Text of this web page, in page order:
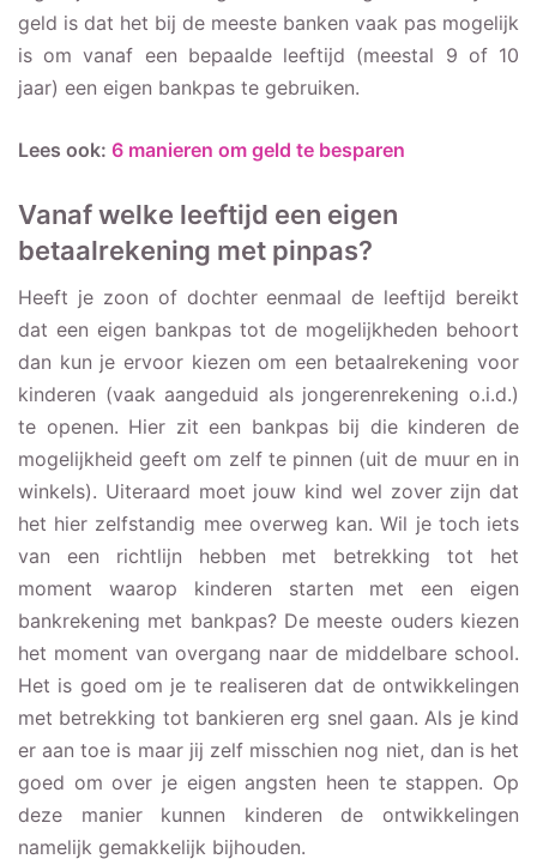
geld is dat het bij de meeste banken vaak pas mogelijk
is om vanaf een bepaalde leeftijd (meestal 9 of 10
jaar) een eigen bankpas te gebruiken.
Lees ook: 6 manieren om geld te besparen
Vanaf welke leeftijd een eigen
betaalrekening met pinpas?
Heeft je zoon of dochter eenmaal de leeftijd bereikt
dat een eigen bankpas tot de mogelijkheden behoort
dan kun je ervoor kiezen om een betaalrekening voor
kinderen (vaak aangeduid als jongerenrekening o.i.d.)
te openen. Hier zit een bankpas bij die kinderen de
mogelijkheid geeft om zelf te pinnen (uit de muur en in
winkels). Uiteraard moet jouw kind wel zover zijn dat
het hier zelfstandig mee overweg kan. Wil je toch iets
van een richtlijn hebben met betrekking tot het
moment waarop kinderen starten met een eigen
bankrekening met bankpas? De meeste ouders kiezen
het moment van overgang naar de middelbare school.
Het is goed om je te realiseren dat de ontwikkelingen
met betrekking tot bankieren erg snel gaan. Als je kind
er aan toe is maar jij zelf misschien nog niet, dan is het
goed om over je eigen angsten heen te stappen. Op
deze manier kunnen kinderen de ontwikkelingen
namelijk gemakkelijk bijhouden.